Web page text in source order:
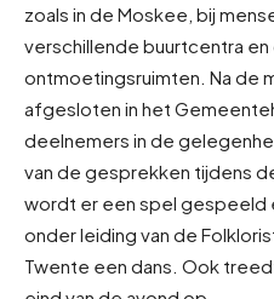
zoals in de Moskee, bij
verschillende buurtcentra en
ontmoetingsruimten. Na de
afgesloten in het
deelnemers in de
van de gesprekken tijdens
wordt er een spel gespeeld
onder leiding van de
Twente een dans. Ook